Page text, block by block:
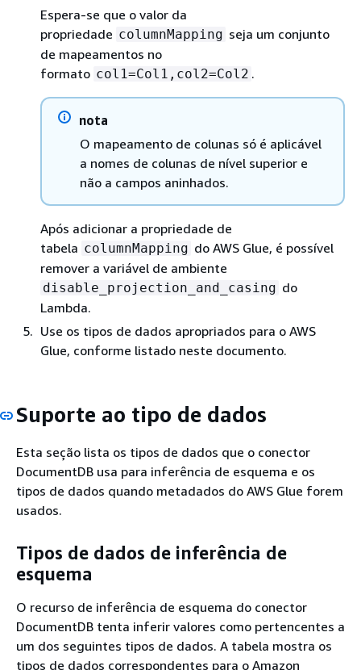
Espera-se que o valor da
propriedade columnMapping seja um conjunto
de mapeamentos no
formato col1=Col1,col2=Col2 .
nota
O mapeamento de colunas só é aplicável
a nomes de colunas de nível superior e
não a campos aninhados.
Após adicionar a propriedade de
tabela columnMapping do AWS Glue, é possível
remover a variável de ambiente
disable_projection_and_casing do
Lambda.
Use os tipos de dados apropriados para o AWS
Glue, conforme listado neste documento.
Suporte ao tipo de dados
Esta seção lista os tipos de dados que o conector
DocumentDB usa para inferência de esquema e os
tipos de dados quando metadados do AWS Glue forem
usados.
Tipos de dados de inferência de
esquema
O recurso de inferência de esquema do conector
DocumentDB tenta inferir valores como pertencentes a
um dos seguintes tipos de dados. A tabela mostra os
tipos de dados correspondentes para o Amazon